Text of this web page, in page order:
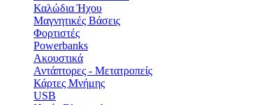
Καλώδια Ήχου
Μαγνητικές Βάσεις
Φορτιστές
Powerbanks
Ακουστικά
Αντάπτορες - Μετατροπείς
Κάρτες Μνήμης
USB